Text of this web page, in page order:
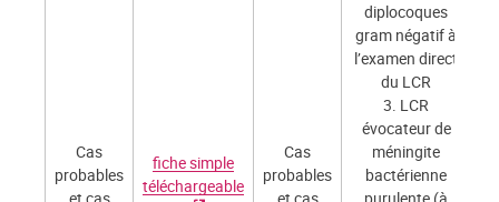
Cas
probables
fiche simple
téléchargeable
Cas
probables
diplocoques
gram négatif à
l’examen direct
du LCR
3. LCR
évocateur de
méningite
bactérienne